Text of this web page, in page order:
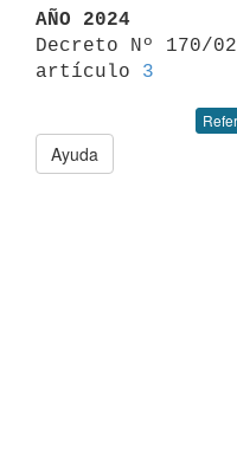
AÑO 2024
Decreto Nº 170/
artículo 3
Ayuda